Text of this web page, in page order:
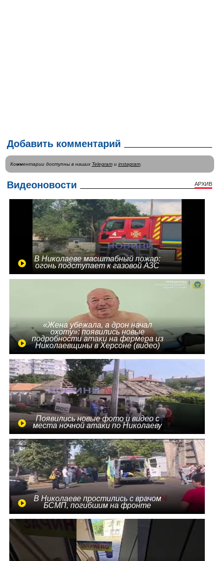
Добавить комментарий
Комментарии доступны в наших Telegramи instagram.
Видеоновости АРХИВ
В Николаеве масштабный пожар:
огонь подступает к газовой АЗС
«Жена убежала, а дрон начал
охоту»: появились новые
подробности атаки на фермера из
Николаевщины в Херсоне (видео)
Появились новые фото и видео с
места ночной атаки по Николаеву
В Николаеве простились с врачом
БСМП, погибшим на фронте